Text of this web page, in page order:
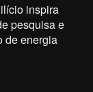
inspira
pesquisa e
de energia